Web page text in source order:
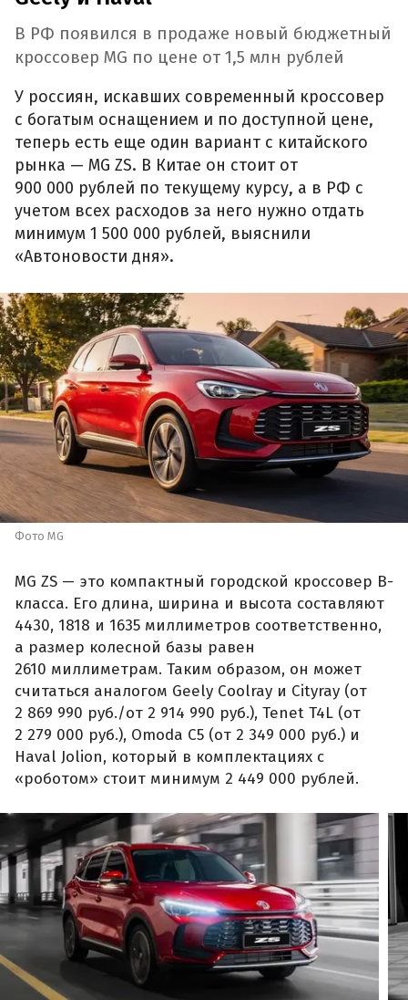
В РФ появился в продаже новый бюджетный
кроссовер MG по цене от 1,5 млн рублей
У россиян, искавших современный кроссовер
с богатым оснащением и по доступной цене,
теперь есть еще один вариант с китайского
рынка — MG ZS. В Китае он стоит от
900 000 рублей по текущему курсу, а в РФ с
учетом всех расходов за него нужно отдать
минимум 1 500 000 рублей, выяснили
«Автоновости дня».
Фото MG
MG ZS — это компактный городской кроссовер B-
класса. Его длина, ширина и высота составляют
4430, 1818 и 1635 миллиметров соответственно,
а размер колесной базы равен
2610 миллиметрам. Таким образом, он может
считаться аналогом Geely Coolray и Cityray (от
2 869 990 руб./от 2 914 990 руб.), Tenet T4L (от
2 279 000 руб.), Omoda C5 (от 2 349 000 руб.) и
Haval Jolion, который в комплектациях с
«роботом» стоит минимум 2 449 000 рублей.